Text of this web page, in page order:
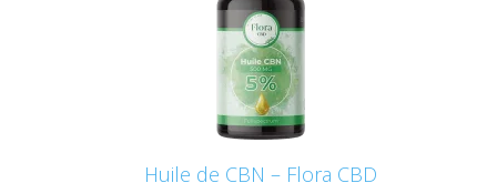
Huile de CBN – Flora CBD